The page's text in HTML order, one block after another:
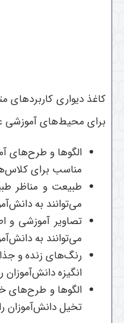
کاغذ دیواری
برای محیط‌های آموزشی
الگوها و طرح‌های
مناسب برای
طبیعت و مناظر
می‌توانند به
تصاویر آموزشی و
می‌توانند به
رنگ‌های زنده و
انگیزه
الگوها و طرح‌های
تخیل دانش‌آموزان